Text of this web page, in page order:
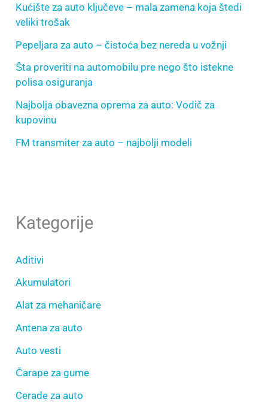
Kućište za auto ključeve – mala zamena koja štedi
veliki trošak
Pepeljara za auto – čistoća bez nereda u vožnji
Šta proveriti na automobilu pre nego što istekne
polisa osiguranja
Najbolja obavezna oprema za auto: Vodič za
kupovinu
FM transmiter za auto – najbolji modeli
Kategorije
Aditivi
Akumulatori
Alat za mehaničare
Antena za auto
Auto vesti
Čarape za gume
Cerade za auto